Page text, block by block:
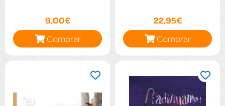
9,00€
Comprar
22,95€
Comprar